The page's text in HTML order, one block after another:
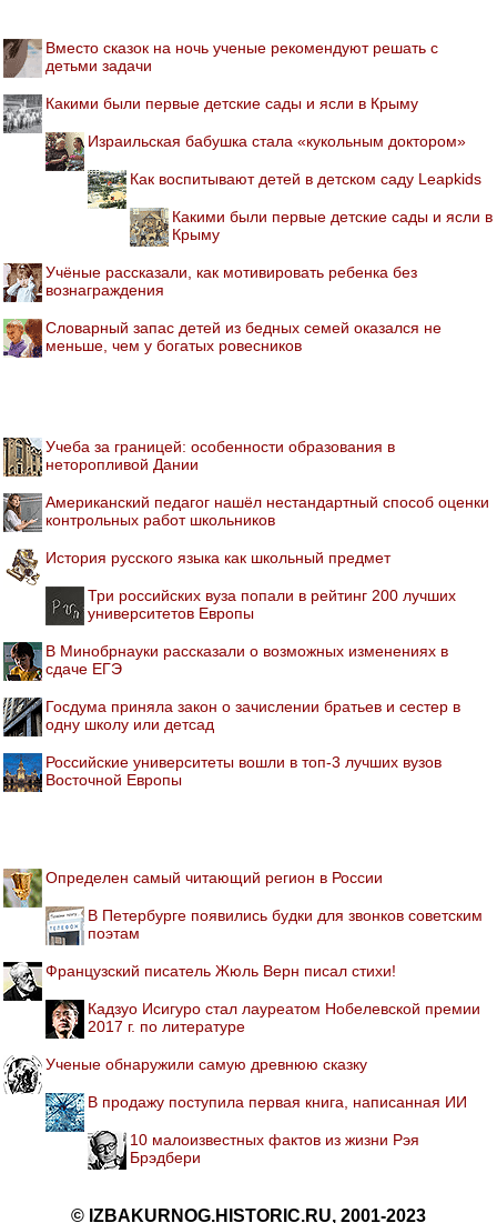
Вместо сказок на ночь ученые рекомендуют решать с
детьми задачи
Какими были первые детские сады и ясли в Крыму
Израильская бабушка стала «кукольным доктором»
Как воспитывают детей в детском саду Leapkids
Какими были первые детские сады и ясли в
Крыму
Учёные рассказали, как мотивировать ребенка без
вознаграждения
Словарный запас детей из бедных семей оказался не
меньше, чем у богатых ровесников
Учеба за границей: особенности образования в
неторопливой Дании
Американский педагог нашёл нестандартный способ оценки
контрольных работ школьников
История русского языка как школьный предмет
Три российских вуза попали в рейтинг 200 лучших
университетов Европы
В Минобрнауки рассказали о возможных изменениях в
сдаче ЕГЭ
Госдума приняла закон о зачислении братьев и сестер в
одну школу или детсад
Российские университеты вошли в топ-3 лучших вузов
Восточной Европы
Определен самый читающий регион в России
В Петербурге появились будки для звонков советским
поэтам
Французский писатель Жюль Верн писал стихи!
Кадзуо Исигуро стал лауреатом Нобелевской премии
2017 г. по литературе
Ученые обнаружили самую древнюю сказку
В продажу поступила первая книга, написанная ИИ
10 малоизвестных фактов из жизни Рэя
Брэдбери
© IZBAKURNOG.HISTORIC.RU, 2001-2023